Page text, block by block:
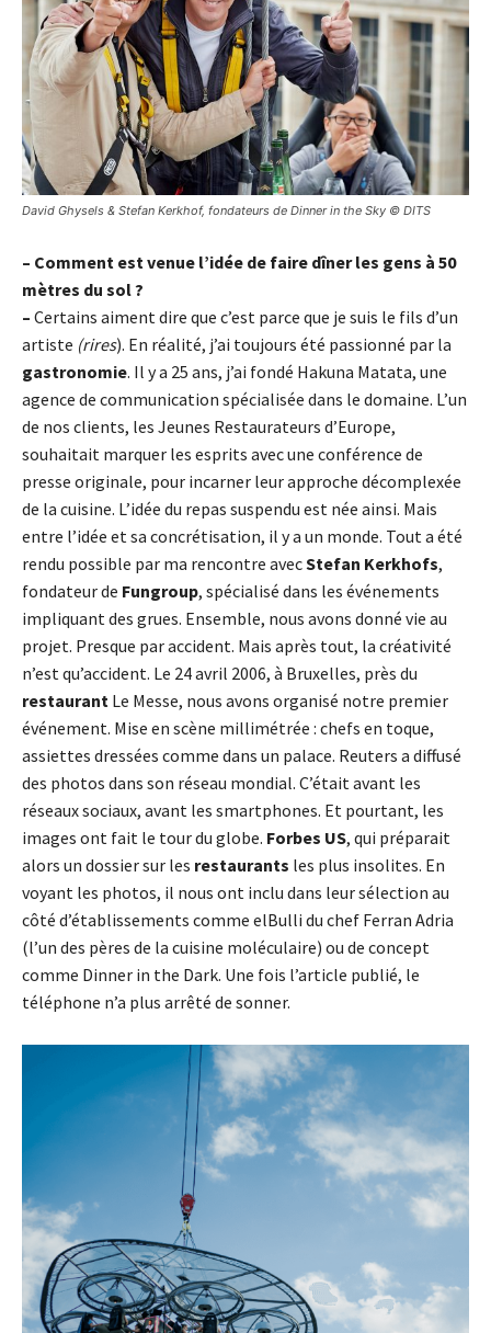
David Ghysels & Stefan Kerkhof, fondateurs de Dinner in the Sky © DITS
– Comment est venue l’idée de faire dîner les gens à 50
mètres du sol ?
– Certains aiment dire que c’est parce que je suis le fils d’un
artiste (rires). En réalité, j’ai toujours été passionné par la
gastronomie. Il y a 25 ans, j’ai fondé Hakuna Matata, une
agence de communication spécialisée dans le domaine. L’un
de nos clients, les Jeunes Restaurateurs d’Europe,
souhaitait marquer les esprits avec une conférence de
presse originale, pour incarner leur approche décomplexée
de la cuisine. L’idée du repas suspendu est née ainsi. Mais
entre l’idée et sa concrétisation, il y a un monde. Tout a été
rendu possible par ma rencontre avecStefan Kerkhofs,
fondateur de Fungroup, spécialisé dans les événements
impliquant des grues. Ensemble, nous avons donné vie au
projet. Presque par accident. Mais après tout, la créativité
n’est qu’accident. Le 24 avril 2006, à Bruxelles, près du
restaurant Le Messe, nous avons organisé notre premier
événement. Mise en scène millimétrée : chefs en toque,
assiettes dressées comme dans un palace. Reuters a diffusé
des photos dans son réseau mondial. C’était avant les
réseaux sociaux, avant les smartphones. Et pourtant, les
images ont fait le tour du globe. Forbes US, qui préparait
alors un dossier sur les restaurants les plus insolites. En
voyant les photos, il nous ont inclu dans leur sélection au
côté d’établissements comme elBulli du chef Ferran Adria
(l’un des pères de la cuisine moléculaire) ou de concept
comme Dinner in the Dark. Une fois l’article publié, le
téléphone n’a plus arrêté de sonner.